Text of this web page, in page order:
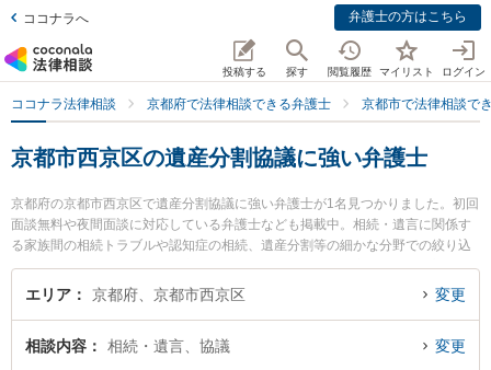
ココナラへ 弁護士の方はこちら
投稿する 探す 閲覧履歴 マイリスト ログイン
ココナラ法律相談 京都府で法律相談できる弁護士 京都市で法律相談で
京都市西京区の遺産分割協議に強い弁護士
京都府の京都市西京区で遺産分割協議に強い弁護士が1名見つかりました。初回
面談無料や夜間面談に対応している弁護士なども掲載中。相続・遺言に関係す
る家族間の相続トラブルや認知症の相続、遺産分割等の細かな分野での絞り込
み検索もでき便利です。特に京都松田法律事務所の松田 哲郎弁護士のプロフィ
ール情報や弁護士費用、強みなどが注目されています。『京都市西京区で土日
回相談無料で遺産分割協議を法律相談できる京都市西京区内の弁護士に相談予
エリア 京都府、京都市西京区 変更
相談内容 相続・遺言、協議 変更